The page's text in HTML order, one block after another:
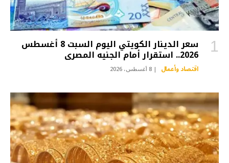
سعر الدينار الكويتي اليوم السبت 8 أغسطس
2026.. استقرار أمام الجنيه المصري
اقتصاد وأعمال 8 أغسطس، 2026